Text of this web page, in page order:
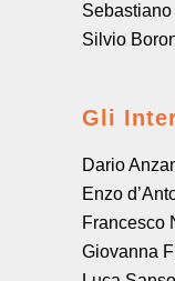
Sebastiano
Silvio
Gli
Dario
Enzo
Francesco
Giovanna